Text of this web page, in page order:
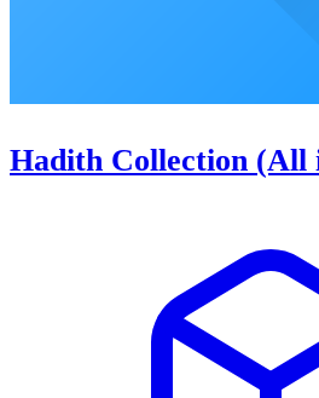
Hadith Collection (All